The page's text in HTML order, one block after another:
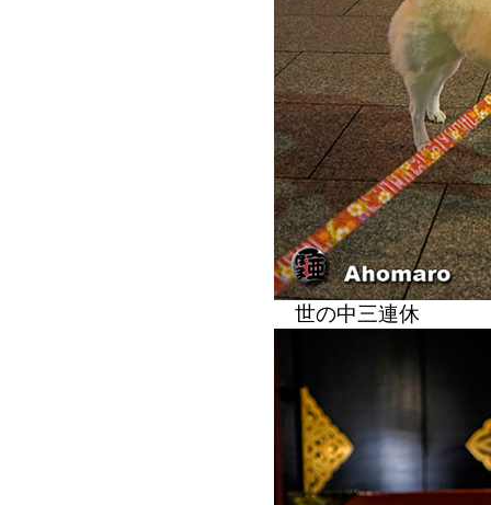
世の中三連休